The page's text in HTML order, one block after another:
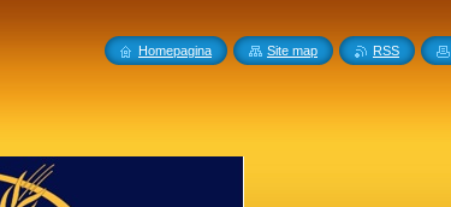
Homepagina Site map RSS